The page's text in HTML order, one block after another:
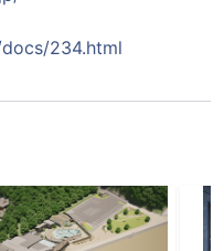
234.html